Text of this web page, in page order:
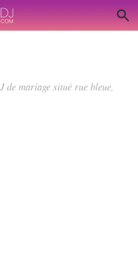
de mariage situé rue bleue,